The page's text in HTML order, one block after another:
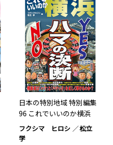
日本の特別地域 特別編集
96 これでいいのか横浜
フクシマ ヒロシ
松立
学